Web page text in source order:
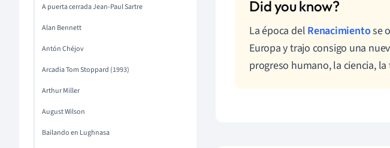
A puerta cerrada Jean-Paul Sartre
Alan Bennett
Antón Chéjov
Arcadia Tom Stoppard (1993)
Arthur Miller
August Wilson
Bailando en Lughnasa
La época del Renacimientose
Europa y trajo consigo una
progreso humano, la ciencia,